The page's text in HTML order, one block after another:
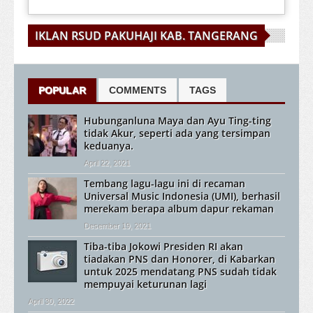
IKLAN RSUD PAKUHAJI KAB. TANGERANG
POPULAR COMMENTS TAGS
Hubunganluna Maya dan Ayu Ting-ting
tidak Akur, seperti ada yang tersimpan
keduanya.
April 22, 2021
Tembang lagu-lagu ini di recaman
Universal Music Indonesia (UMI), berhasil
merekam berapa album dapur rekaman
Desember 19, 2021
Tiba-tiba Jokowi Presiden RI akan
tiadakan PNS dan Honorer, di Kabarkan
untuk 2025 mendatang PNS sudah tidak
mempuyai keturunan lagi
April 30, 2022